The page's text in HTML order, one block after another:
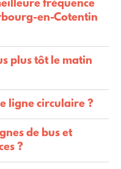
fréquence
en-Cotentin
plus tôt le matin
ligne circulaire ?
de bus et
?